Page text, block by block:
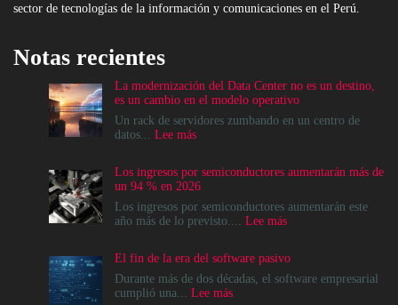
sector de tecnologías de la información y comunicaciones en el Perú.
Notas recientes
La modernización del Data Center no es un destino,
es un cambio en el modelo operativo
Un rack de servidores zumbando en un centro de
datos... Lee más:
del
Data
Center
no
destino,
es
un
Los ingresos por semiconductores aumentarán más de
un 94 % en 2026
Los ingresos por semiconductores aumentarán este
año más de lo previsto.... Lee más:
por
semiconductores
El fin de la era del software pasivo
Durante más de dos décadas, el software empresarial
cumplió una... Lee más: